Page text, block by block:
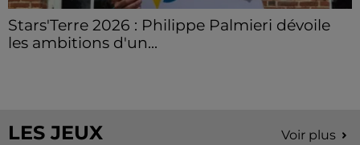
Stars'Terre 2026 : Philippe Palmieri dévoile
les ambitions d'un...
LES JEUX Voir plus